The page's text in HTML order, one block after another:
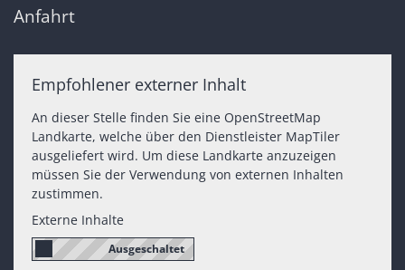
Anfahrt
Empfohlener externer Inhalt
An dieser Stelle finden Sie eine OpenStreetMap
Landkarte, welche über den Dienstleister MapTiler
ausgeliefert wird. Um diese Landkarte anzuzeigen
müssen Sie der Verwendung von externen Inhalten
zustimmen.
Externe Inhalte